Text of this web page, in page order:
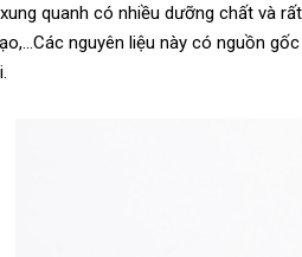
quanh có nhiều dưỡng chất và
nguyên liệu này có nguồn